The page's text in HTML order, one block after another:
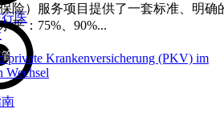
医
理
保险）服务项目提供了一套标准、明确
平：75%、90%...